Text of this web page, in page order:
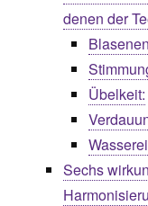
denen der
Übelkeit:
Sechs